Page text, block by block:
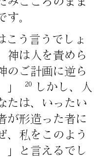
す。
こう言うでしょ
神は人を責めら
のご計画に逆ら
」
20
しかし、人
たは、いったい
が形造った者に
、私をこのよう
」と言えるでし